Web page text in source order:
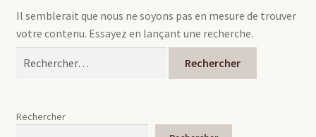
Nos filiales
Nos consortiums
Journal de bord
Il semblerait que nous ne soyons pas en mesure de trouver
votre contenu. Essayez en lançant une recherche.
Rechercher